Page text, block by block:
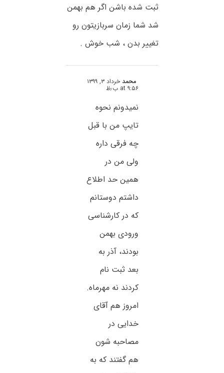
ثبت شده باشن اگر هم بهمن
شد شما زمان سربازیتون رو
تغییر بدن ، شب خوش .
محمد خرداد ۳, ۱۳۹۹
at ۹:۵۶ ب٫ظ
نمیدونم نحوه
تایپ من با قبل
چه فرقی داره
ولی من در
همین حد اطلاع
داشتم دوستانم
که در کارشناسی
ورودی بهمن
بودند، آذر به
بعد ثبت نام
کردند نه مهرماه.
امروز هم آقای
خدایی در
مصاحبه شون
هم گفتند که به